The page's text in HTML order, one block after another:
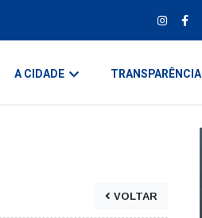
A CIDADE TRANSPARÊNCIA
VOLTAR